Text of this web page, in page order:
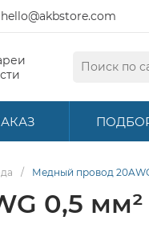
hello@akbstore.com
/ Медный провод
0,5